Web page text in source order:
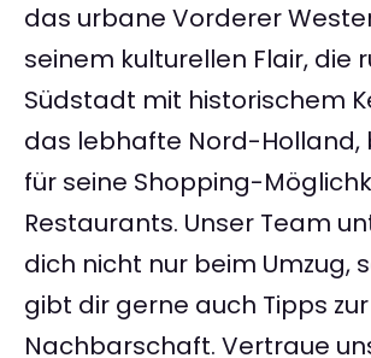
das urbane Vorderer
seinem kulturellen Flair, die
Südstadt mit historischem
das lebhafte Nord-Holland,
für seine Shopping-
Restaurants. Unser Team
dich nicht nur beim Umzug,
gibt dir gerne auch Tipps
Nachbarschaft. Vertraue